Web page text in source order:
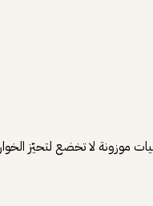
لا تخضع لتحيّز